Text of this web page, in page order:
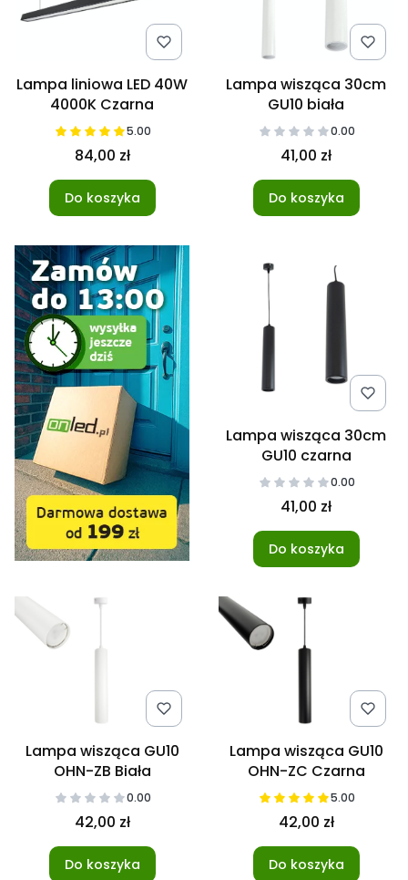
Lampa liniowa LED 40W
4000K Czarna
5.00
84,00 zł
Do koszyka
Lampa wisząca 30cm
GU10 biała
0.00
41,00 zł
Do koszyka
Lampa wisząca 30cm
GU10 czarna
0.00
41,00 zł
Do koszyka
Lampa wisząca GU10
OHN-ZB Biała
0.00
42,00 zł
Do koszyka
Lampa wisząca GU10
OHN-ZC Czarna
5.00
42,00 zł
Do koszyka